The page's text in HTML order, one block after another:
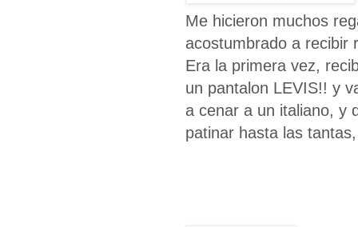
Me hicieron muchos
acostumbrado a recibir
Era la primera vez,
un pantalon LEVIS!! y
a cenar a un italiano, y
patinar hasta las